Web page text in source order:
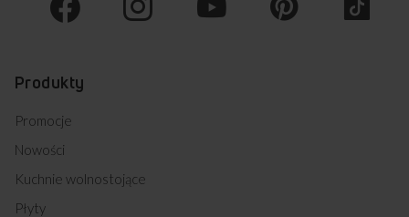
Produkty
Promocje
Nowości
Kuchnie wolnostojące
Płyty